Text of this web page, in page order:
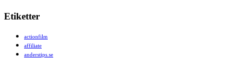
Etiketter
actionfilm
affiliate
anderstips.se